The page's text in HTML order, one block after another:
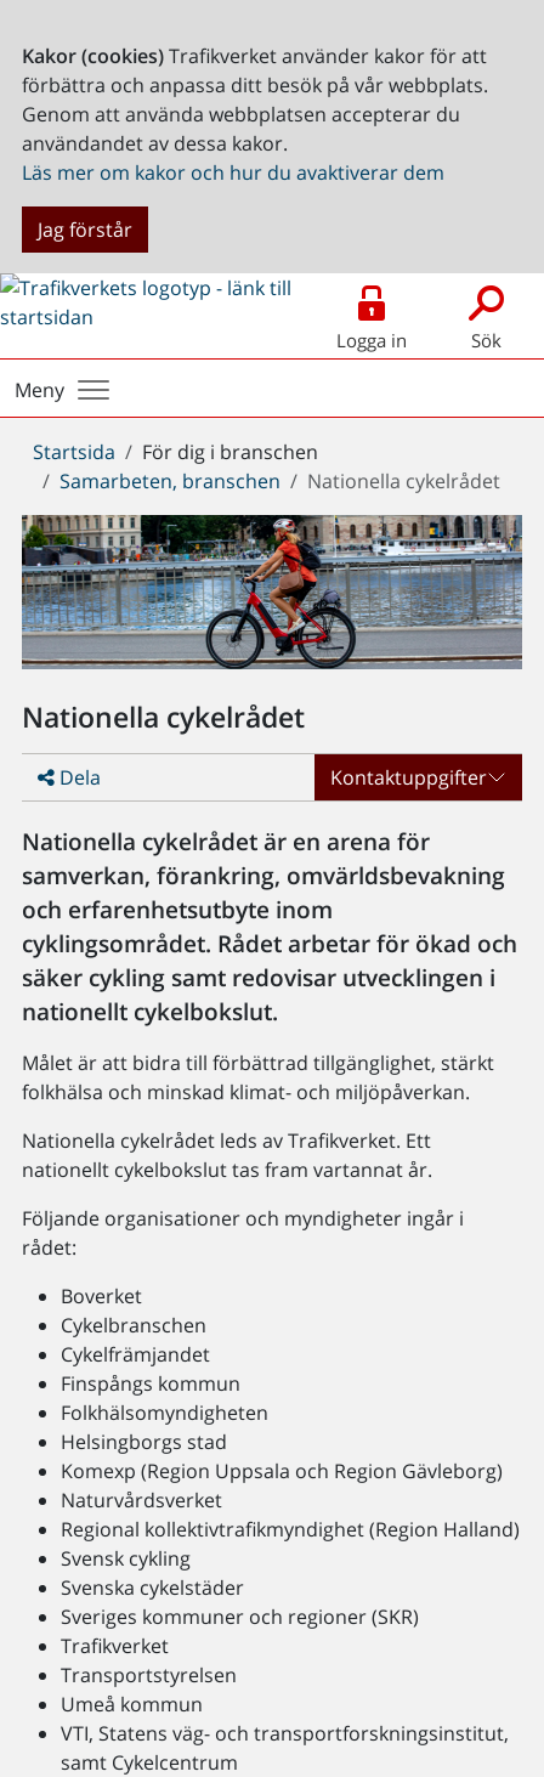
Kakor (cookies)Trafikverket använder kakor för att
förbättra och anpassa ditt besök på vår webbplats.
Genom att använda webbplatsen accepterar du
användandet av dessa kakor.
Läs mer om kakor och hur du avaktiverar dem
Jag förstår
Logga in Sök
Meny
Du
är
här:
Startsida
För dig i branschen
Samarbeten, branschen
Nationella cykelrådet
Nationella cykelrådet
Dela Kontaktuppgifter
Nationella cykelrådet är en arena för
samverkan, förankring, omvärldsbevakning
och erfarenhetsutbyte inom
cyklingsområdet. Rådet arbetar för ökad och
säker cykling samt redovisar utvecklingen i
nationellt cykelbokslut.
Målet är att bidra till förbättrad tillgänglighet, stärkt
folkhälsa och minskad klimat- och miljöpåverkan.
Nationella cykelrådet leds av Trafikverket. Ett
nationellt cykelbokslut tas fram vartannat år.
Följande organisationer och myndigheter ingår i
rådet:
Boverket
Cykelbranschen
Cykelfrämjandet
Finspångs kommun
Folkhälsomyndigheten
Helsingborgs stad
Komexp (Region Uppsala och Region Gävleborg)
Naturvårdsverket
Regional kollektivtrafikmyndighet (Region Halland)
Svensk cykling
Svenska cykelstäder
Sveriges kommuner och regioner (SKR)
Trafikverket
Transportstyrelsen
Umeå kommun
VTI, Statens väg- och transportforskningsinstitut,
samt Cykelcentrum